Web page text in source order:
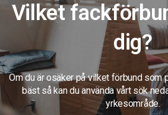
Vilket
dig?
Om du är osäker på vilket förbund som
bäst så kan du använda vårt sök
yrkesområde.